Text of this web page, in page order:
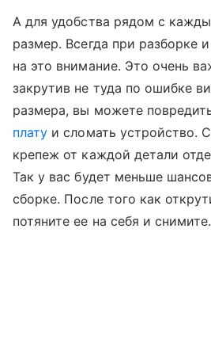
А для удобства рядом с
размер. Всегда при разборке
на это внимание. Это очень
закрутив не туда по ошибке
размера, вы можете
плату и сломать устройство.
крепеж от каждой детали
Так у вас будет меньше
сборке. После того как
потяните ее на себя и снимите.